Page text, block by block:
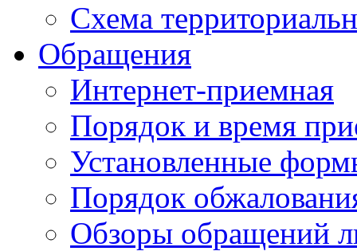
Схема
Обращения
Интернет-приемная
Порядок и время
Установленные
Порядок
Обзоры обращений